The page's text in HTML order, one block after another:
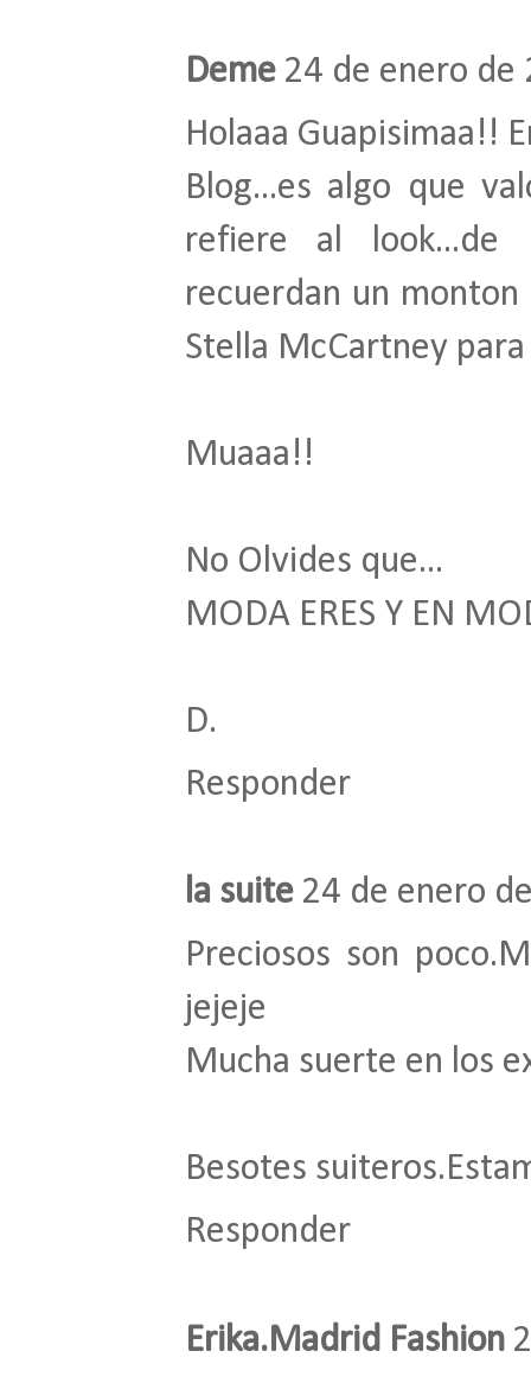
Deme 24 de enero de
Holaaa Guapisimaa!!
Blog...es algo que
refiere al look...de
recuerdan un
Stella McCartney
Muaaa!!
No Olvides que...
MODA ERES Y EN
D.
Responder
la suite 24 de enero
Preciosos son
jejeje
Mucha suerte en los
Besotes
Responder
Erika.Madrid Fashion